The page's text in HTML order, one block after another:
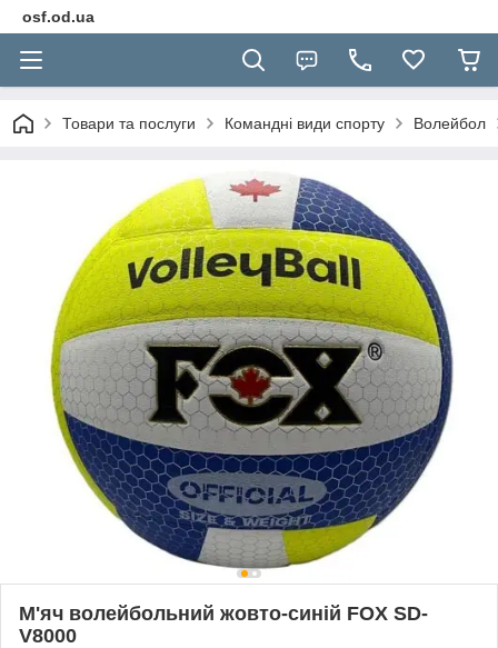
osf.od.ua
Товари та послуги Командні види спорту Волейбол
М'яч волейбольний жовто-синій FOX SD-
V8000